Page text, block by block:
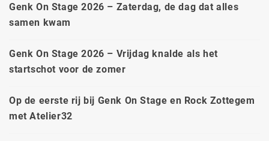
Genk On Stage 2026 – Zaterdag, de dag dat alles
samen kwam
Genk On Stage 2026 – Vrijdag knalde als het
startschot voor de zomer
Op de eerste rij bij Genk On Stage en Rock Zottegem
met Atelier32